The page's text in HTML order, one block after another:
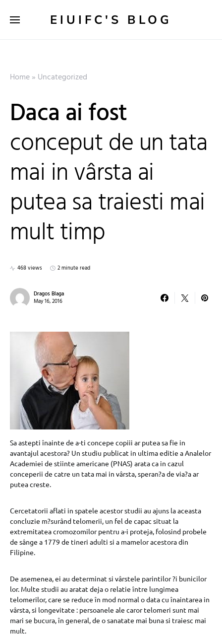
EIUIFC'S BLOG
Home» Uncategorized
Daca ai fost
conceput de un tata
mai in vârsta ai
putea sa traiesti mai
mult timp
468 views 2 minute read
Dragos Blaga
May 16, 2016
Sa astepti înainte de a-ti concepe copiii ar putea sa fie in
avantajul acestora? Un studiu publicat in ultima editie a Analelor
Academiei de stiinte americane (PNAS) arata ca in cazul
conceperii de catre un tata mai in vârsta, speran?a de via?a ar
putea creste.
Cercetatorii aflati in spatele acestor studii au ajuns la aceasta
concluzie m?surând telomerii, un fel de capac situat la
extremitatea cromozomilor pentru a-i proteja, folosind probele
de sânge a 1779 de tineri adulti si a mamelor acestora din
Filipine.
De asemenea, ei au determinat si vârstele parintilor ?i bunicilor
lor. Multe studii au aratat deja o relatie între lungimea
telomerilor, care se reduce în mod normal o data cu înaintarea in
vârsta, si longevitate : persoanele ale caror telomeri sunt mai
mari se bucura, în general, de o sanatate mai buna si traiesc mai
mult.